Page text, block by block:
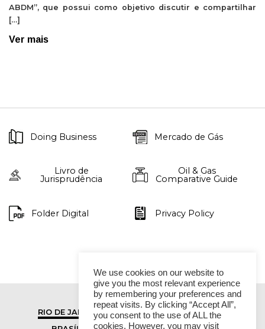
ABDM”, que possui como objetivo discutir e compartilhar
[…]
Ver mais
Doing Business Mercado de Gás
Livro de
Jurisprudência
Oil & Gas
Comparative Guide
Folder Digital Privacy Policy
RIO DE JANEIRO
SÃO PAULO
We use cookies on our website to
give you the most relevant experience
by remembering your preferences and
repeat visits. By clicking “Accept All”,
you consent to the use of ALL the
cookies. However, you may visit